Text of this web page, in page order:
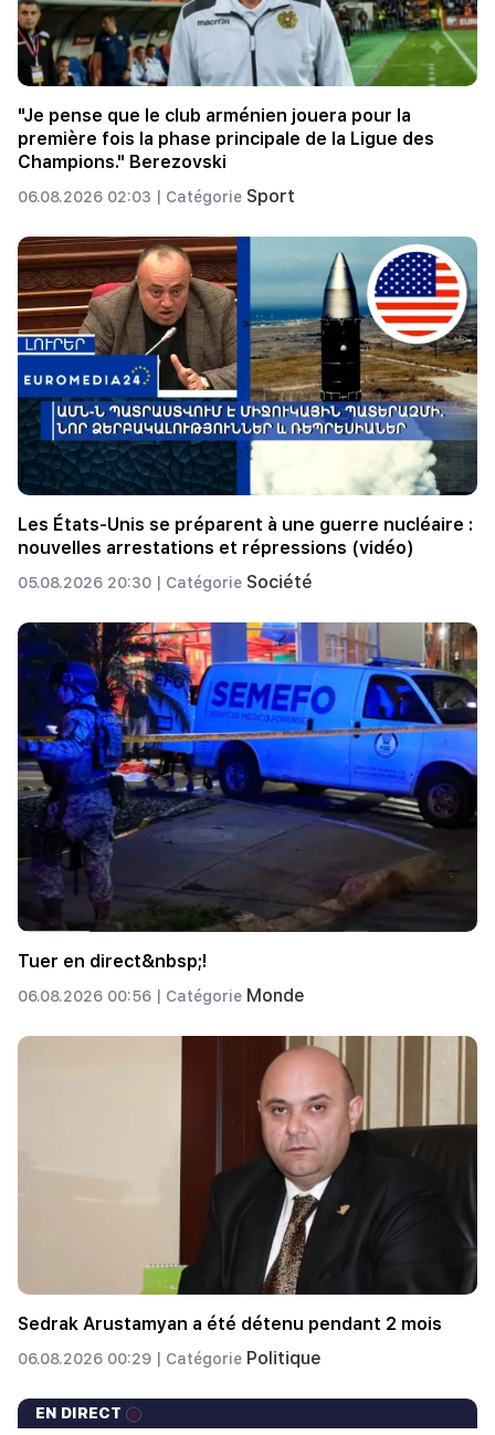
"Je pense que le club arménien jouera pour la
première fois la phase principale de la Ligue des
Champions." Berezovski
06.08.2026 02:03 | Catégorie Sport
Les États-Unis se préparent à une guerre nucléaire :
nouvelles arrestations et répressions (vidéo)
05.08.2026 20:30 | Catégorie Société
Tuer en direct&nbsp;!
06.08.2026 00:56 | Catégorie Monde
Sedrak Arustamyan a été détenu pendant 2 mois
06.08.2026 00:29 | Catégorie Politique
EN DIRECT